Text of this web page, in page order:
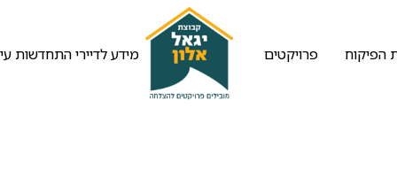
הפיקוח פרויקטים מידע לדיירי התחדשות